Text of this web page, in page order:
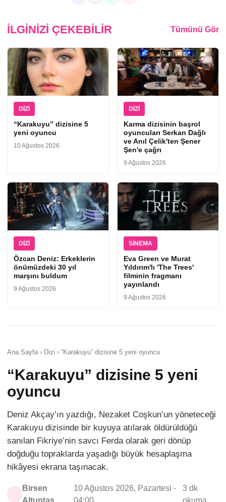
İLGINIZI ÇEKEBILIR Tümünü Gör
DIZI
“Karakuyu” dizisine 5
yeni oyuncu
10 Ağustos 2026
DIZI
Karma dizisinin başrol
oyuncuları Serkan Dağlı
ve Anıl Çelik'ten Şener
Şen'e çağrı
9 Ağustos 2026
DIZI
Özcan Deniz: Erkeklerin
önümüzdeki 30 yıl
marşını buldum
9 Ağustos 2026
SINEMA
Eva Green ve Murat
Yıldırım'lı 'The Trees'
filminin fragmanı
yayınlandı
9 Ağustos 2026
Ana Sayfa › Dizi › “Karakuyu” dizisine 5 yeni oyuncu
“Karakuyu” dizisine 5 yeni
oyuncu
Deniz Akçay’ın yazdığı, Nezaket Coşkun’un yöneteceği
Karakuyu dizisinde bir kuyuya atılarak öldürüldüğü
sanılan Fikriye’nin savcı Ferda olarak geri dönüp
doğduğu topraklarda yaşadığı büyük hesaplaşma
hikâyesi ekrana taşınacak.
Birsen
Altuntaş
10 Ağustos 2026, Pazartesi -
04:00
3 dk
okuma